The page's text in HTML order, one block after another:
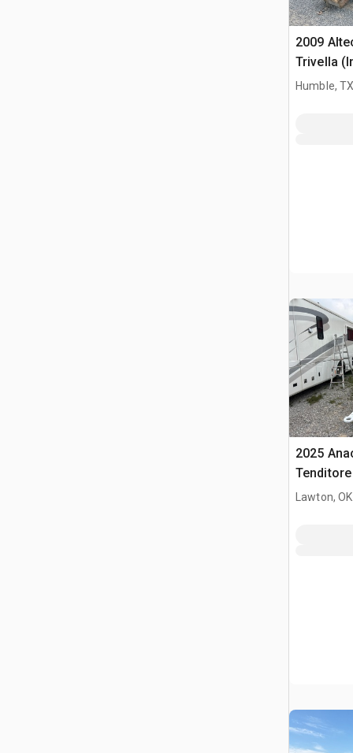
2009
Trivella
Humble,
2025
Lawton, OK